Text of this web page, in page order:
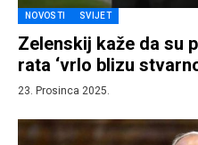
NOVOSTI SVIJET
Zelenskij kaže da su
rata ‘vrlo blizu
23. Prosinca 2025.